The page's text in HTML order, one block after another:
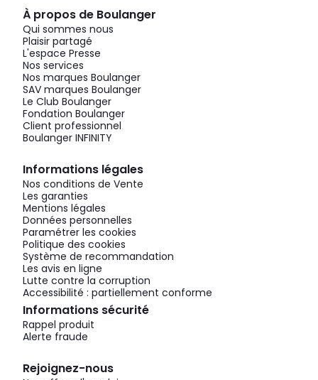
À propos de Boulanger
Qui sommes nous
Plaisir partagé
L'espace Presse
Nos services
Nos marques Boulanger
SAV marques Boulanger
Le Club Boulanger
Fondation Boulanger
Client professionnel
Boulanger INFINITY
Informations légales
Nos conditions de Vente
Les garanties
Mentions légales
Données personnelles
Paramétrer les cookies
Politique des cookies
Système de recommandation
Les avis en ligne
Lutte contre la corruption
Accessibilité : partiellement conforme
Informations sécurité
Rappel produit
Alerte fraude
Rejoignez-nous